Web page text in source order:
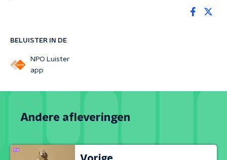
BELUISTER IN DE
NPO Luister
app
Andere afleveringen